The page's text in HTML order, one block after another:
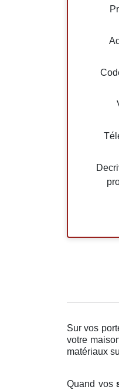
Sur vos
votre
matériaux
Quand vos